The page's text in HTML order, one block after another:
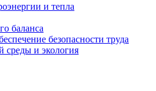
и тепла
баланса
безопасности труда
и экология